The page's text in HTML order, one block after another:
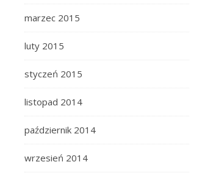
marzec 2015
luty 2015
styczeń 2015
listopad 2014
październik 2014
wrzesień 2014